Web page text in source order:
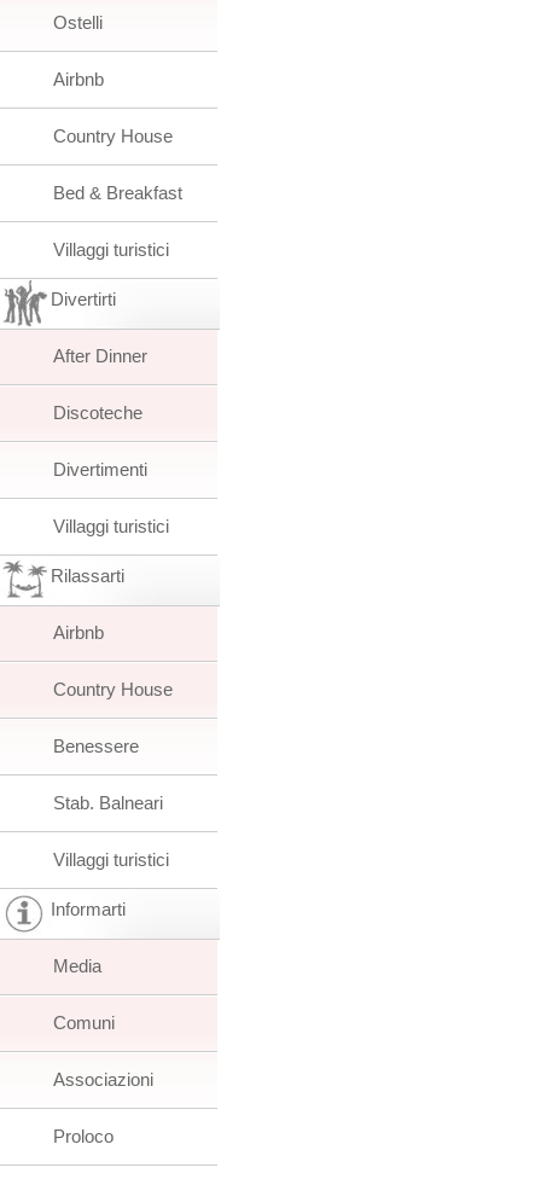
Ostelli
Airbnb
Country House
Bed & Breakfast
Villaggi turistici
Divertirti
After Dinner
Discoteche
Divertimenti
Villaggi turistici
Rilassarti
Airbnb
Country House
Benessere
Stab. Balneari
Villaggi turistici
Informarti
Media
Comuni
Associazioni
Proloco